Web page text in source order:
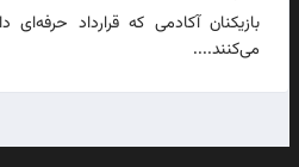
بازیکنان آکادمی که قرارداد حرفه‌ای
می‌کنند....